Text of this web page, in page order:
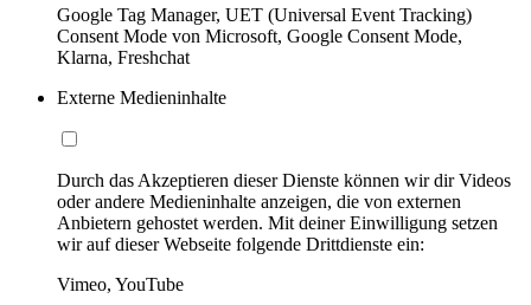
Google Tag Manager, UET (Universal Event Tracking)
Consent Mode von Microsoft, Google Consent Mode,
Klarna, Freshchat
Externe Medieninhalte
Durch das Akzeptieren dieser Dienste können wir dir Videos
oder andere Medieninhalte anzeigen, die von externen
Anbietern gehostet werden. Mit deiner Einwilligung setzen
wir auf dieser Webseite folgende Drittdienste ein:
Vimeo, YouTube